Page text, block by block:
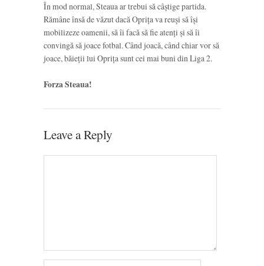
În mod normal, Steaua ar trebui să câștige partida.
Rămâne însă de văzut dacă Oprița va reuși să își
mobilizeze oamenii, să îi facă să fie atenți și să îi
convingă să joace fotbal. Când joacă, când chiar vor să
joace, băieții lui Oprița sunt cei mai buni din Liga 2.
Forza Steaua!
Leave a Reply